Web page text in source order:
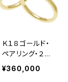
Ｋ１８ゴールド・
ペアリング・２ｍ
ｍ幅・平打ちリン
¥360,000